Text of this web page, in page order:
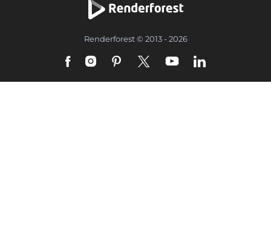
Renderforest © 2013 - 2026